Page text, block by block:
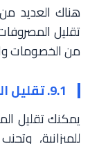
هناك العديد من
تقليل
من الخصومات
9.1. تقليل المصروفات غير الضرورية
يمكنك تقليل
للميزانية،